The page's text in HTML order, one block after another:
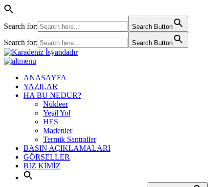
Search for: Search Button
Search for: Search Button
ANASAYFA
YAZILAR
HA BU NEDUR?
Nükleer
Yeşil Yol
HES
Madenler
Termik Santraller
BASIN AÇIKLAMALARI
GÖRSELLER
BİZ KİMİZ